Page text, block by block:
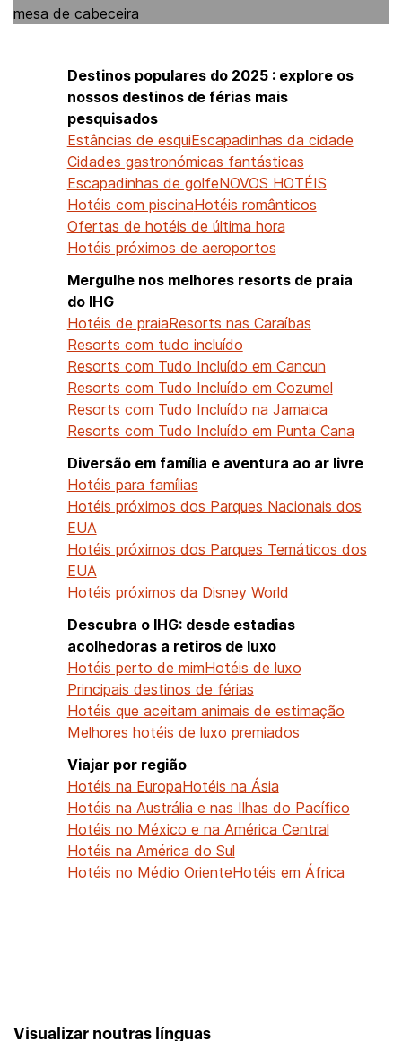
Destinos populares do 2025 : explore os
nossos destinos de férias mais
pesquisados
Estâncias de esquiEscapadinhas da cidade
Cidades gastronómicas fantásticas
Escapadinhas de golfeNOVOS HOTÉIS
Hotéis com piscinaHotéis românticos
Ofertas de hotéis de última hora
Hotéis próximos de aeroportos
Mergulhe nos melhores resorts de praia
do IHG
Hotéis de praiaResorts nas Caraíbas
Resorts com tudo incluído
Resorts com Tudo Incluído em Cancun
Resorts com Tudo Incluído em Cozumel
Resorts com Tudo Incluído na Jamaica
Resorts com Tudo Incluído em Punta Cana
Diversão em família e aventura ao ar livre
Hotéis para famílias
Hotéis próximos dos Parques Nacionais dos
EUA
Hotéis próximos dos Parques Temáticos dos
EUA
Hotéis próximos da Disney World
Descubra o IHG: desde estadias
acolhedoras a retiros de luxo
Hotéis perto de mimHotéis de luxo
Principais destinos de férias
Hotéis que aceitam animais de estimação
Melhores hotéis de luxo premiados
Viajar por região
Hotéis na EuropaHotéis na Ásia
Hotéis na Austrália e nas Ilhas do Pacífico
Hotéis no México e na América Central
Hotéis na América do Sul
Hotéis no Médio OrienteHotéis em África
Visualizar noutras línguas